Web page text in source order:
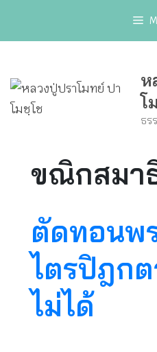
ห
โ
ธร
ขณิกสมา
ตัดทอนพ
ไตรปิฎก
ไม่ได้